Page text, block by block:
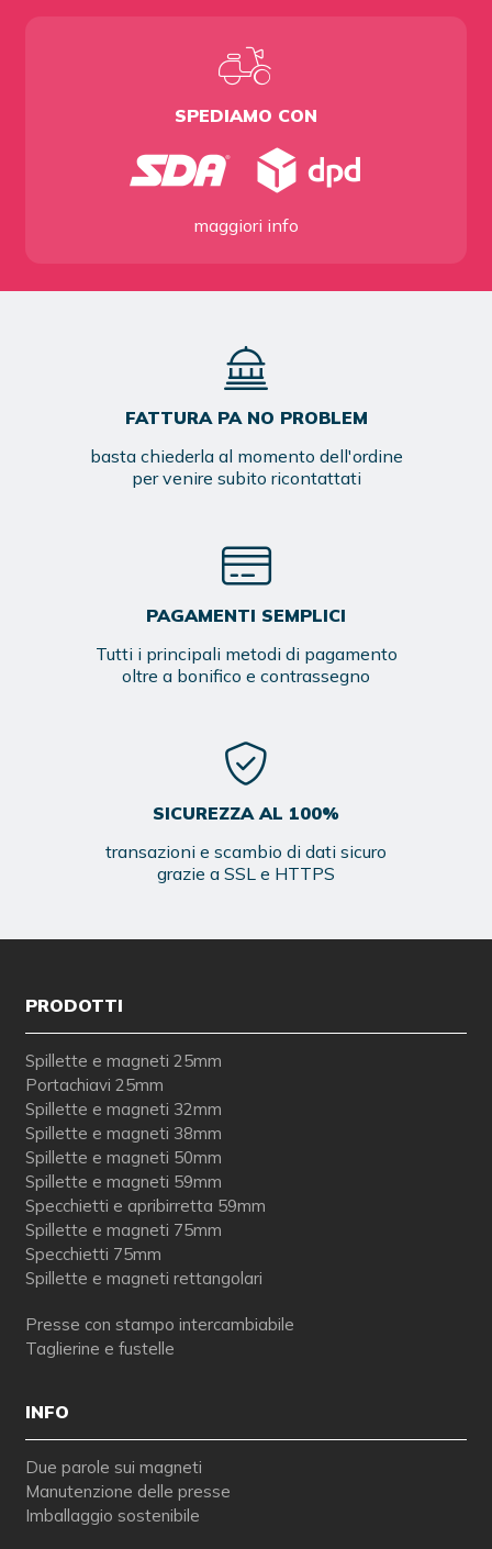
SPEDIAMO CON
maggiori info
FATTURA PA NO PROBLEM
basta chiederla al momento dell'ordine
per venire subito ricontattati
PAGAMENTI SEMPLICI
Tutti i principali metodi di pagamento
oltre a bonifico e contrassegno
SICUREZZA AL 100%
transazioni e scambio di dati sicuro
grazie a SSL e HTTPS
PRODOTTI
Spillette e magneti 25mm
Portachiavi 25mm
Spillette e magneti 32mm
Spillette e magneti 38mm
Spillette e magneti 50mm
Spillette e magneti 59mm
Specchietti e apribirretta 59mm
Spillette e magneti 75mm
Specchietti 75mm
Spillette e magneti rettangolari
Presse con stampo intercambiabile
Taglierine e fustelle
INFO
Due parole sui magneti
Manutenzione delle presse
Imballaggio sostenibile